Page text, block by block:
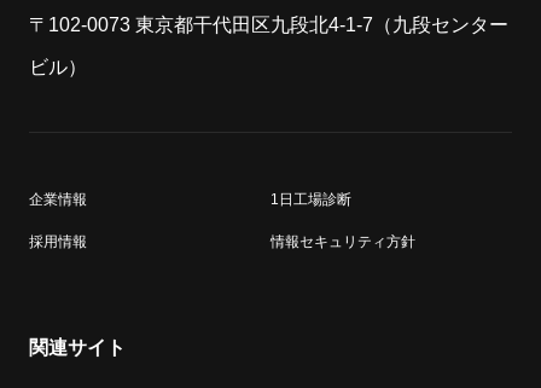
〒102-0073 東京都干代田区九段北4-1-7（九段センター
ビル）
企業情報 1日工場診断
採用情報 情報セキュリティ方針
関連サイト